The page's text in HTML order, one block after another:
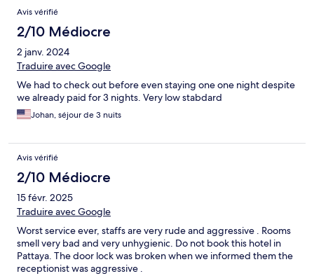
Avis vérifié
2/10 Médiocre
2 janv. 2024
Traduire avec Google
We had to check out before even staying one one night despite
we already paid for 3 nights. Very low stabdard
Johan, séjour de 3 nuits
Avis vérifié
2/10 Médiocre
15 févr. 2025
Traduire avec Google
Worst service ever, staffs are very rude and aggressive . Rooms
smell very bad and very unhygienic. Do not book this hotel in
Pattaya. The door lock was broken when we informed them the
receptionist was aggressive .